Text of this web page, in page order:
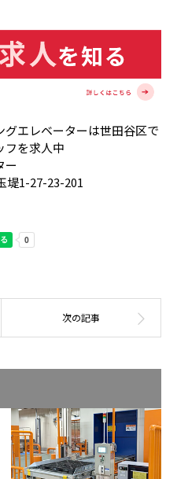
エレベーターは世田谷区で
フを求人中
ー
堤1-27-23-201